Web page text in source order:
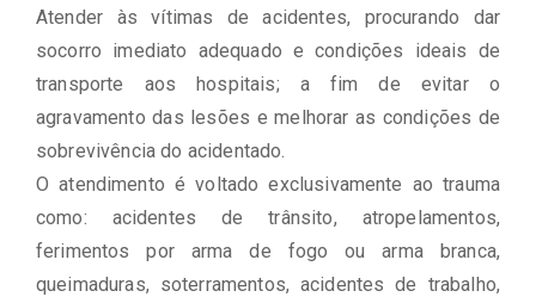
Atender às vítimas de acidentes, procurando dar
socorro imediato adequado e condições ideais de
transporte aos hospitais; a fim de evitar o
agravamento das lesões e melhorar as condições de
sobrevivência do acidentado.
O atendimento é voltado exclusivamente ao trauma
como: acidentes de trânsito, atropelamentos,
ferimentos por arma de fogo ou arma branca,
queimaduras, soterramentos, acidentes de trabalho,